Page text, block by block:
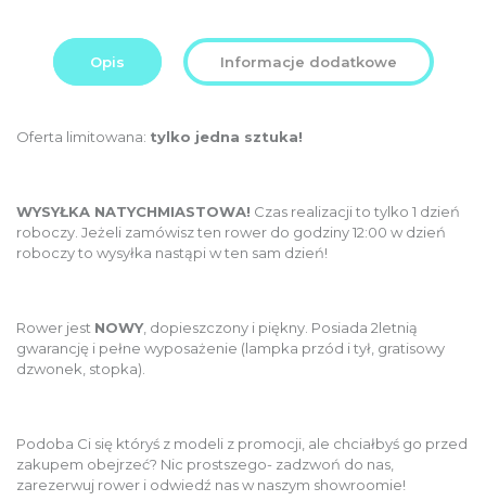
Opis Informacje dodatkowe
Oferta limitowana: tylko jedna sztuka!
WYSYŁKA NATYCHMIASTOWA! Czas realizacji to tylko 1 dzień
roboczy. Jeżeli zamówisz ten rower do godziny 12:00 w dzień
roboczy to wysyłka nastąpi w ten sam dzień!
Rower jest NOWY, dopieszczony i piękny. Posiada 2letnią
gwarancję i pełne wyposażenie (lampka przód i tył, gratisowy
dzwonek, stopka).
Podoba Ci się któryś z modeli z promocji, ale chciałbyś go przed
zakupem obejrzeć? Nic prostszego- zadzwoń do nas,
zarezerwuj rower i odwiedź nas w naszym showroomie!